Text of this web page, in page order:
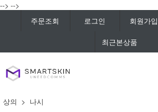
--> -->
주문조회
로그인 회원가입
최근본상품
상의 나시